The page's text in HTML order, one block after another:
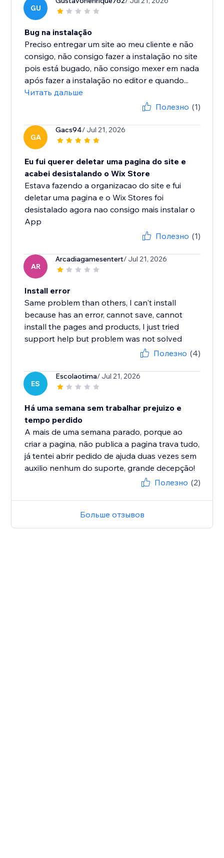
GU
Bug na instalação
Preciso entregar um site ao meu cliente e não
consigo, não consigo fazer a instalação no site
pois está bugado, não consigo mexer em nada
após fazer a instalação no editor e quando...
Читать дальше
Полезно (1)
GA
Gacs94/ Jul 21, 2026
Eu fui querer deletar uma pagina do site e
acabei desistalando o Wix Store
Estava fazendo a organizacao do site e fui
deletar uma pagina e o Wix Stores foi
desistalado agora nao consigo mais instalar o
App
Полезно (1)
AR
Arcadiagamesentert/ Jul 21, 2026
Install error
Same problem than others, I can't install
because has an error, cannot save, cannot
install the pages and products, I just tried
support help but problem was not solved
Полезно (4)
ES
Escolaotima/ Jul 21, 2026
Há uma semana sem trabalhar prejuizo e
tempo perdido
A mais de uma semana parado, porque ao
criar a pagina, não publica a pagina trava tudo,
já tentei abrir pedido de ajuda duas vezes sem
auxilio nenhum do suporte, grande decepção!
Полезно (2)
Больше отзывов